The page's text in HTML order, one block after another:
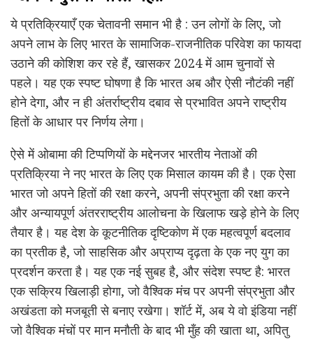
ये प्रतिक्रियाएँ एक चेतावनी समान भी है : उन लोगों के लिए, जो
अपने लाभ के लिए भारत के सामाजिक-राजनीतिक परिवेश का फायदा
उठाने की कोशिश कर रहे हैं, खासकर 2024 में आम चुनावों से
पहले। यह एक स्पष्ट घोषणा है कि भारत अब और ऐसी नौटंकी नहीं
होने देगा, और न ही अंतर्राष्ट्रीय दबाव से प्रभावित अपने राष्ट्रीय
हितों के आधार पर निर्णय लेगा।
ऐसे में ओबामा की टिप्पणियों के मद्देनजर भारतीय नेताओं की
प्रतिक्रिया ने नए भारत के लिए एक मिसाल कायम की है। एक ऐसा
भारत जो अपने हितों की रक्षा करने, अपनी संप्रभुता की रक्षा करने
और अन्यायपूर्ण अंतरराष्ट्रीय आलोचना के खिलाफ खड़े होने के लिए
तैयार है। यह देश के कूटनीतिक दृष्टिकोण में एक महत्वपूर्ण बदलाव
का प्रतीक है, जो साहसिक और अप्राप्य दृढ़ता के एक नए युग का
प्रदर्शन करता है। यह एक नई सुबह है, और संदेश स्पष्ट है: भारत
एक सक्रिय खिलाड़ी होगा, जो वैश्विक मंच पर अपनी संप्रभुता और
अखंडता को मजबूती से बनाए रखेगा। शॉर्ट में, अब ये वो इंडिया नहीं
जो वैश्विक मंचों पर मान मनौती के बाद भी मुँह की खाता था, अपितु